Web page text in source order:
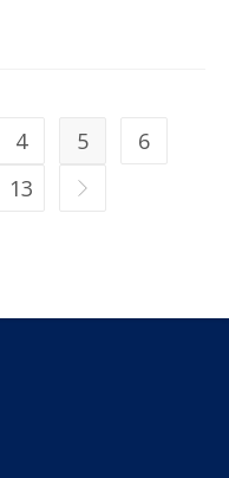
4 5
6
13